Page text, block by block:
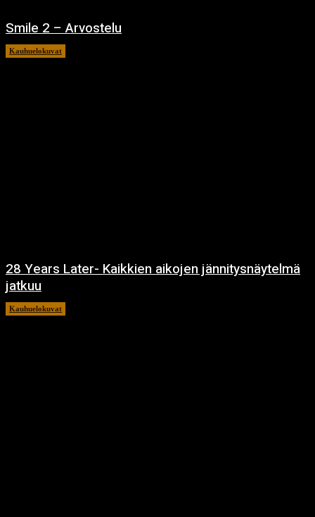
Smile 2 – Arvostelu
Kauhuelokuvat
28 Years Later- Kaikkien aikojen jännitysnäytelmä
jatkuu
Kauhuelokuvat